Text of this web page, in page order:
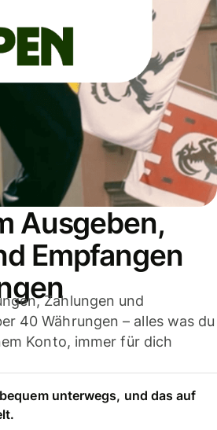
Ausgeben,
Empfangen
Zahlungen und
40 Währungen – alles was du
Konto, immer für dich
unterwegs, und das auf